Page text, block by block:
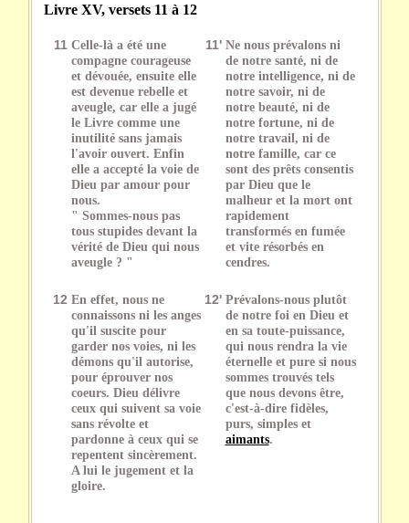
Livre XV, versets 11 à 12
11 Celle-là a été une
compagne courageuse
et dévouée, ensuite elle
est devenue rebelle et
aveugle, car elle a jugé
le Livre comme une
inutilité sans jamais
l'avoir ouvert. Enfin
elle a accepté la voie de
Dieu par amour pour
nous.
" Sommes-nous pas
tous stupides devant la
vérité de Dieu qui nous
aveugle ? "
11' Ne nous prévalons ni
de notre santé, ni de
notre intelligence, ni de
notre savoir, ni de
notre beauté, ni de
notre fortune, ni de
notre travail, ni de
notre famille, car ce
sont des prêts consentis
par Dieu que le
malheur et la mort ont
rapidement
transformés en fumée
et vite résorbés en
cendres.
12 En effet, nous ne
connaissons ni les anges
qu'il suscite pour
garder nos voies, ni les
démons qu'il autorise,
pour éprouver nos
coeurs. Dieu délivre
ceux qui suivent sa voie
sans révolte et
pardonne à ceux qui se
repentent sincèrement.
A lui le jugement et la
gloire.
12' Prévalons-nous plutôt
de notre foi en Dieu et
en sa toute-puissance,
qui nous rendra la vie
éternelle et pure si nous
sommes trouvés tels
que nous devons être,
c'est-à-dire fidèles,
purs, simples et
aimants.